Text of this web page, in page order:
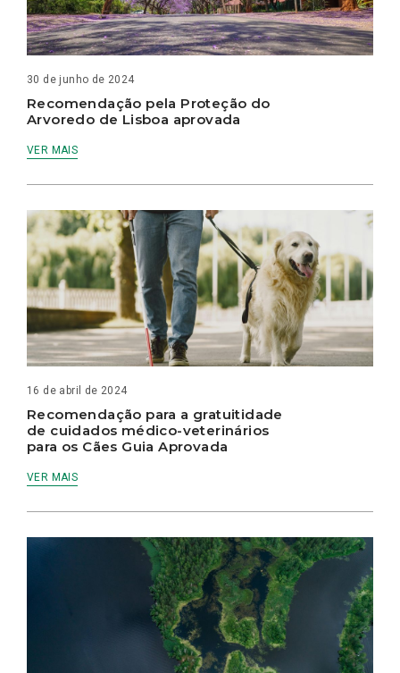
30 de junho de 2024
Recomendação pela Proteção do
Arvoredo de Lisboa aprovada
VER MAIS
16 de abril de 2024
Recomendação para a gratuitidade
de cuidados médico-veterinários
para os Cães Guia Aprovada
VER MAIS